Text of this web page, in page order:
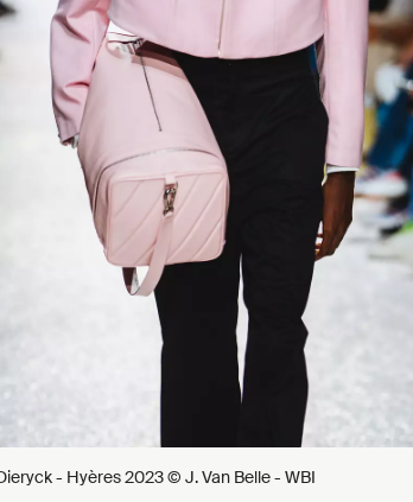
- Hyères 2023 © J. Van Belle - WBI